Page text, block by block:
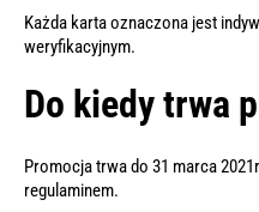
Każda karta oznaczona jest
weryfikacyjnym.
Do kiedy trwa
Promocja trwa do 31 marca
regulaminem.